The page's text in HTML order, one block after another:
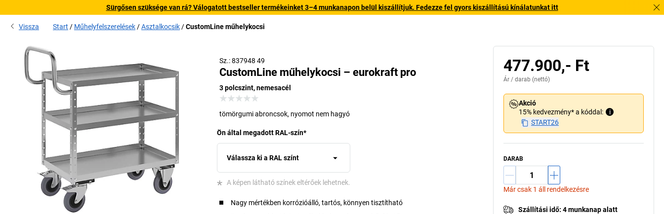
Sürgősen szüksége van rá? Válogatott bestseller termékeinket 3–4 munkanapon belül kiszállítjuk. Fedezze fel gyors kiszállítású kínálatunkat itt
Vissza Start Műhelyfelszerelések Asztalkocsik CustomLine műhelykocsi
Sz.: 837948 49
CustomLine műhelykocsi – eurokraft pro
3 polcszint, nemesacél
tömörgumi abroncsok, nyomot nem hagyó
Ön által megadott RAL-szín*
Válassza ki a RAL színt
* A képen látható színek eltérőek lehetnek.
Nagy mértékben korrózióálló, tartós, könnyen tisztítható
477.900,- Ft
Ár / darab (nettó)
Akció
15% kedvezmény* a kóddal:
i
START26
DARAB
Már csak 1 áll rendelkezésre
Szállítási idő: 4 munkanap alatt